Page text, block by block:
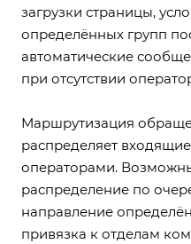
загрузки страницы,
определённых групп
автоматические
при отсутствии
Маршрутизация
распределяет
операторами.
распределение по
направление
привязка к отделам